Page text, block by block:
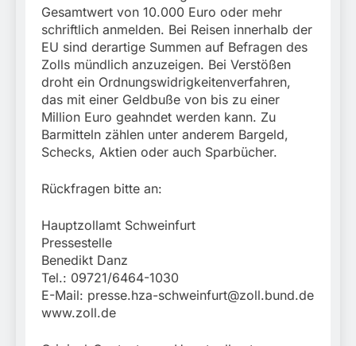
Gesamtwert von 10.000 Euro oder mehr
schriftlich anmelden. Bei Reisen innerhalb der
EU sind derartige Summen auf Befragen des
Zolls mündlich anzuzeigen. Bei Verstößen
droht ein Ordnungswidrigkeitenverfahren,
das mit einer Geldbuße von bis zu einer
Million Euro geahndet werden kann. Zu
Barmitteln zählen unter anderem Bargeld,
Schecks, Aktien oder auch Sparbücher.
Rückfragen bitte an:
Hauptzollamt Schweinfurt
Pressestelle
Benedikt Danz
Tel.: 09721/6464-1030
E-Mail: presse.hza-schweinfurt@zoll.bund.de
www.zoll.de